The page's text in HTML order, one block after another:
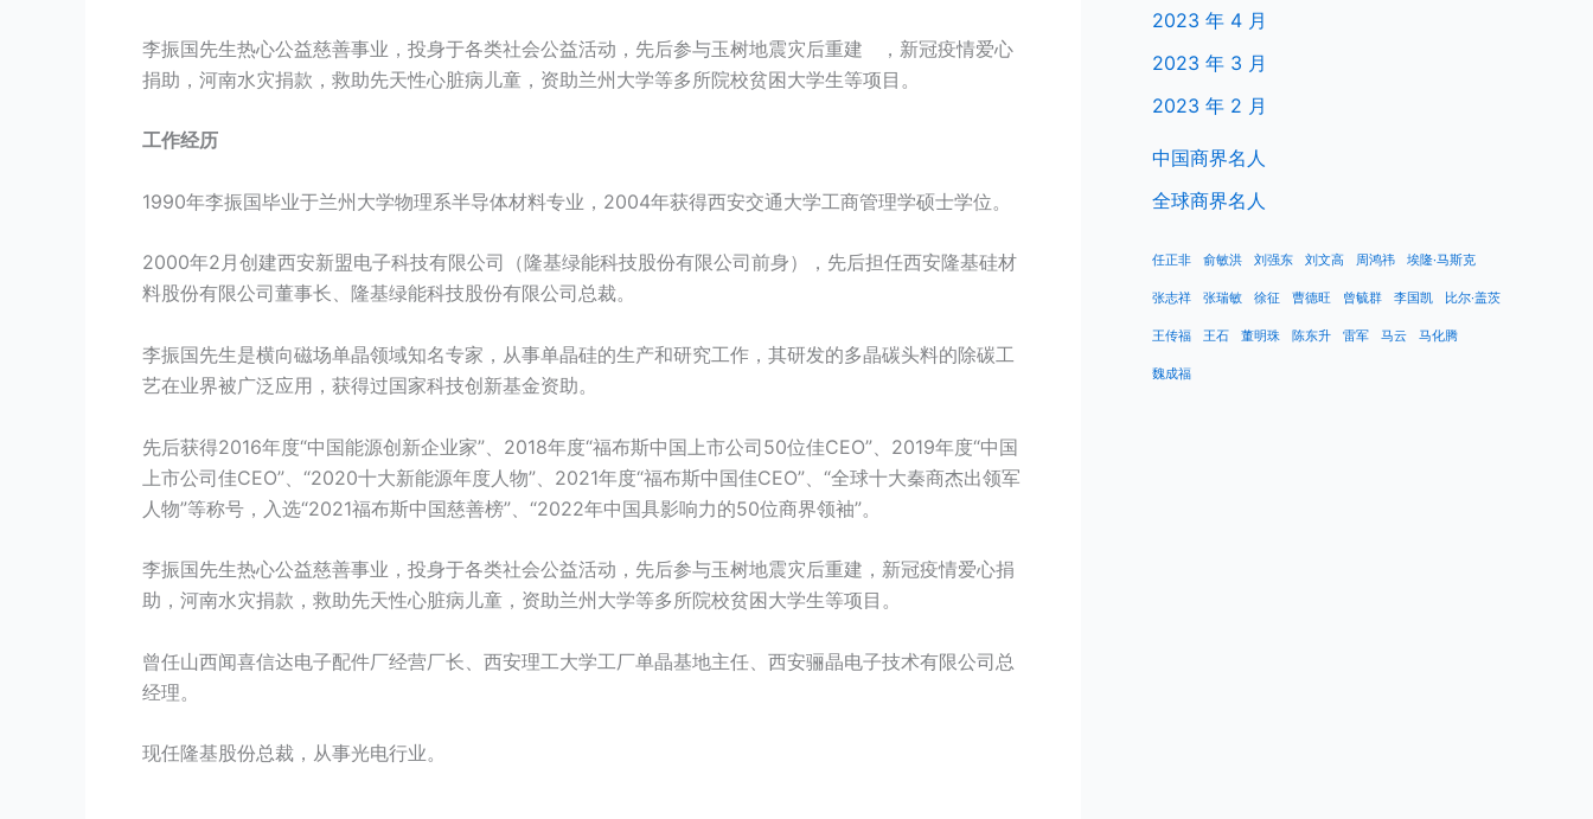
李振国先生热心公益慈善事业，投身于各类社会公益活动，先后参与玉树地震灾后重建 ，新冠疫情爱心
捐助，河南水灾捐款，救助先天性心脏病儿童，资助兰州大学等多所院校贫困大学生等项目。
工作经历
1990年李振国毕业于兰州大学物理系半导体材料专业，2004年获得西安交通大学工商管理学硕士学位。
2000年2月创建西安新盟电子科技有限公司（隆基绿能科技股份有限公司前身），先后担任西安隆基硅材
料股份有限公司董事长、隆基绿能科技股份有限公司总裁。
李振国先生是横向磁场单晶领域知名专家，从事单晶硅的生产和研究工作，其研发的多晶碳头料的除碳工
艺在业界被广泛应用，获得过国家科技创新基金资助。
先后获得2016年度“中国能源创新企业家”、2018年度“福布斯中国上市公司50位佳CEO”、2019年度“中国
上市公司佳CEO”、“2020十大新能源年度人物”、2021年度“福布斯中国佳CEO”、“全球十大秦商杰出领军
人物”等称号，入选“2021福布斯中国慈善榜”、“2022年中国具影响力的50位商界领袖”。
李振国先生热心公益慈善事业，投身于各类社会公益活动，先后参与玉树地震灾后重建，新冠疫情爱心捐
助，河南水灾捐款，救助先天性心脏病儿童，资助兰州大学等多所院校贫困大学生等项目。
曾任山西闻喜信达电子配件厂经营厂长、西安理工大学工厂单晶基地主任、西安骊晶电子技术有限公司总
经理。
现任隆基股份总裁，从事光电行业。
2023 年 4 月
2023 年 3 月
2023 年 2 月
中国商界名人
全球商界名人
任正非 俞敏洪 刘强东 刘文高 周鸿祎 埃隆·马斯克
张志祥 张瑞敏 徐征 曹德旺 曾毓群 李国凯 比尔·盖茨
王传福 王石 董明珠 陈东升 雷军 马云 马化腾
魏成福